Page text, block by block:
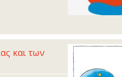
και των